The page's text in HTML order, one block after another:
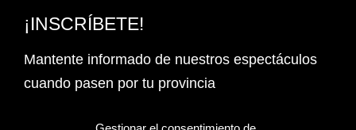
¡INSCRÍBETE!
Mantente informado de nuestros espectáculos
cuando pasen por tu provincia